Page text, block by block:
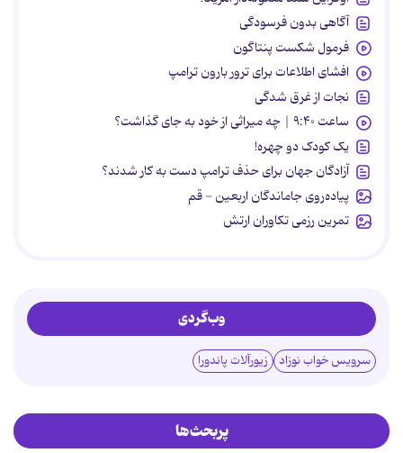
آگاهی بدون فرسودگی
فرمول شکست پنتاگون
افشای اطلاعات برای ترور بارون ترامپ
نجات از غرق شدگی
ساعت ۹:۴۰ | چه میراثی از خود به جای گذاشت؟
یک کودک دو چهره!
آزادگان جهان برای حذف ترامپ دست به کار شدند؟
پیاده‌روی جاماندگان اربعین - قم
تمرین رزمی تکاوران ارتش
وب‌گردی
سرویس خواب نوزاد زیورآلات پاندورا
پربحث‌ها